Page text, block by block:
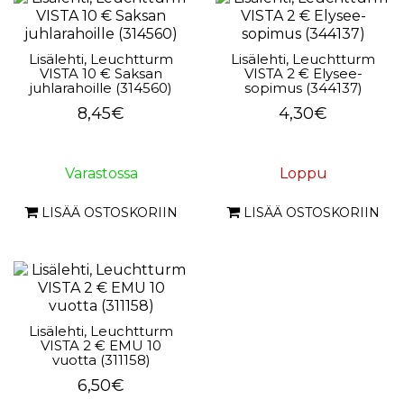
Lisälehti, Leuchtturm
VISTA 10 € Saksan
juhlarahoille (314560)
8,45€
Varastossa
LISÄÄ OSTOSKORIIN
Lisälehti, Leuchtturm
VISTA 2 € Elysee-
sopimus (344137)
4,30€
Loppu
LISÄÄ OSTOSKORIIN
Lisälehti, Leuchtturm
VISTA 2 € EMU 10
vuotta (311158)
6,50€